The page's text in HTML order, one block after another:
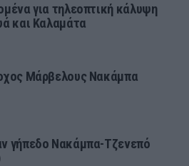
για τηλεοπτική κάλυψη
και Καλαμάτα
Μάρβελους Νακάμπα
γήπεδο Νακάμπα-Τζενεπό